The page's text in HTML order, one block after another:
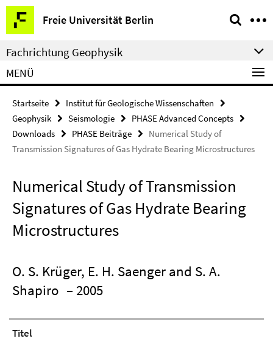
Springe
direkt
zu
Inhalt
Freie Universität Berlin
Service-
Navigation
Fachrichtung Geophysik
MENÜ
Startseite
Institut für Geologische Wissenschaften
Geophysik
Seismologie
PHASE Advanced Concepts
Downloads
PHASE Beiträge
Numerical Study of
Transmission Signatures of Gas Hydrate Bearing Microstructures
Numerical Study of Transmission
Signatures of Gas Hydrate Bearing
Microstructures
O. S. Krüger, E. H. Saenger and S. A.
Shapiro – 2005
Titel